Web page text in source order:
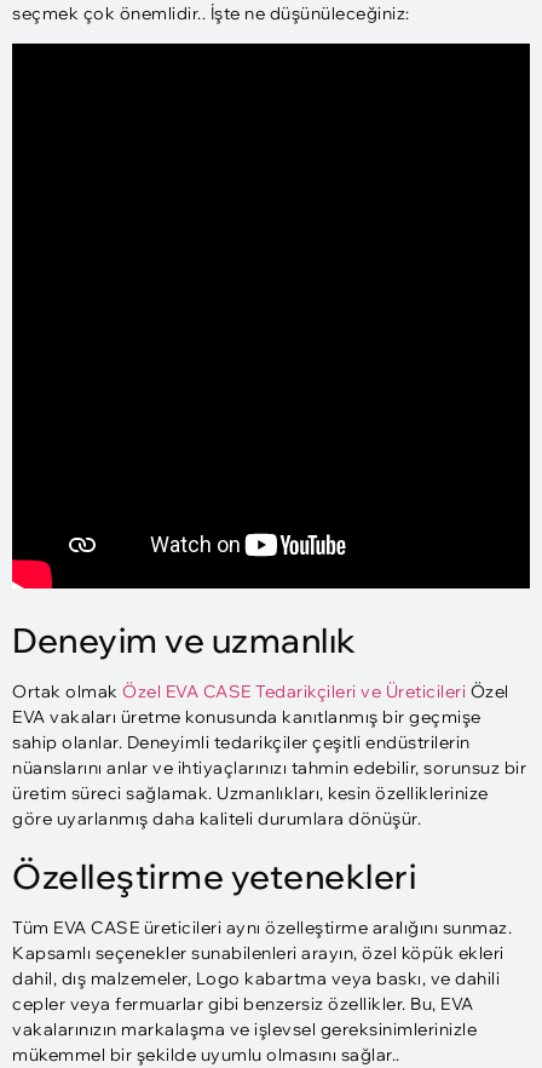
seçmek çok önemlidir.. İşte ne düşünüleceğiniz:
Deneyim ve uzmanlık
Ortak olmak Özel EVA CASE Tedarikçileri ve Üreticileri Özel
EVA vakaları üretme konusunda kanıtlanmış bir geçmişe
sahip olanlar. Deneyimli tedarikçiler çeşitli endüstrilerin
nüanslarını anlar ve ihtiyaçlarınızı tahmin edebilir, sorunsuz bir
üretim süreci sağlamak. Uzmanlıkları, kesin özelliklerinize
göre uyarlanmış daha kaliteli durumlara dönüşür.
Özelleştirme yetenekleri
Tüm EVA CASE üreticileri aynı özelleştirme aralığını sunmaz.
Kapsamlı seçenekler sunabilenleri arayın, özel köpük ekleri
dahil, dış malzemeler, Logo kabartma veya baskı, ve dahili
cepler veya fermuarlar gibi benzersiz özellikler. Bu, EVA
vakalarınızın markalaşma ve işlevsel gereksinimlerinizle
mükemmel bir şekilde uyumlu olmasını sağlar..